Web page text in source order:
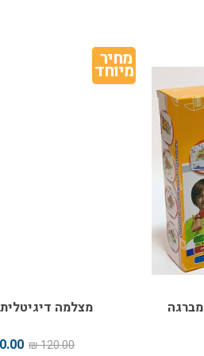
מחיר
מיוחד
מצלמה
120.00 ₪
₪